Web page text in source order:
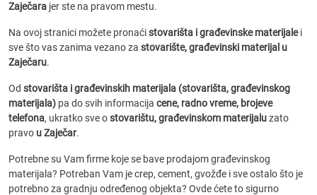
Zaječara jer ste na pravom mestu.
Na ovoj stranici možete pronaćistovarišta i građevinske materijalei
sve što vas zanima vezano za stovarište, građevinski materijal u
Zaječaru.
Od stovarišta i građevinskih materijala (stovarišta, građevinskog
materijala) pa do svih informacija cene, radno vreme, brojeve
telefona, ukratko sve ostovarištu, građevinskom materijaluzato
pravo u Zaječar.
Potrebne su Vam firme koje se bave prodajom građevinskog
materijala? Potreban Vam je crep, cement, gvožđe i sve ostalo što je
potrebno za gradnju određenog objekta? Ovde ćete to sigurno